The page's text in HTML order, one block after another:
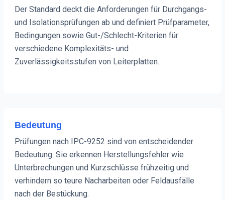
Der Standard deckt die Anforderungen für Durchgangs-
und Isolationsprüfungen ab und definiert Prüfparameter,
Bedingungen sowie Gut-/Schlecht-Kriterien für
verschiedene Komplexitäts- und
Zuverlässigkeitsstufen von Leiterplatten.
Bedeutung
Prüfungen nach IPC-9252 sind von entscheidender
Bedeutung. Sie erkennen Herstellungsfehler wie
Unterbrechungen und Kurzschlüsse frühzeitig und
verhindern so teure Nacharbeiten oder Feldausfälle
nach der Bestückung.